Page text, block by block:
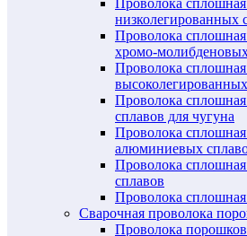
низколегированных
Проволока
хромо-
Проволока
Проволока
сплавов для чугуна
Проволока
алюминиевых
Проволока
сплавов
Проволока
Сварочная проволока
Проволока